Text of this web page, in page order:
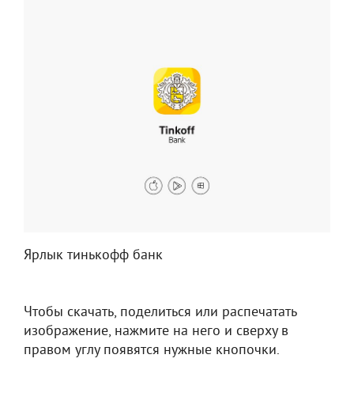
Ярлык тинькофф банк
Чтобы скачать, поделиться или распечатать
изображение, нажмите на него и сверху в
правом углу появятся нужные кнопочки.